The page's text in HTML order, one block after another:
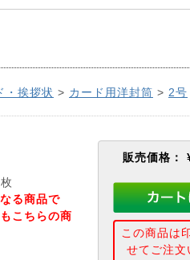
・挨拶状 > カード用洋封筒 > 2号
る商品で
こちらの商
販売価格：
この商品は
せてご注文